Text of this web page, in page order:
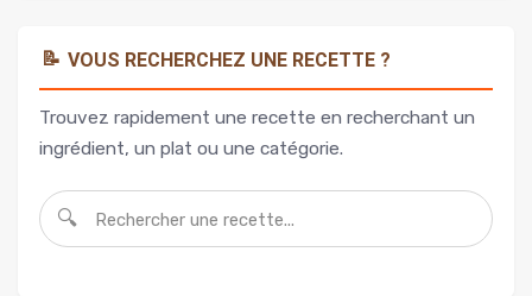
📝 VOUS RECHERCHEZ UNE RECETTE ?
Trouvez rapidement une recette en recherchant un
ingrédient, un plat ou une catégorie.
🔍